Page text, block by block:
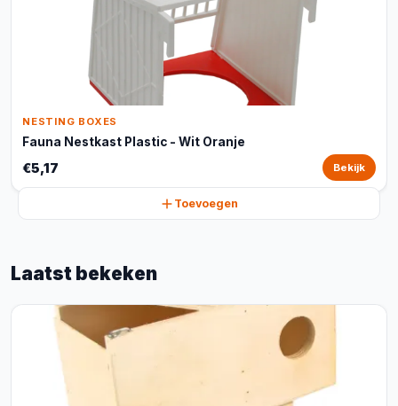
NESTING BOXES
Fauna Nestkast Plastic - Wit Oranje
€5,17 Bekijk
Toevoegen
Laatst bekeken